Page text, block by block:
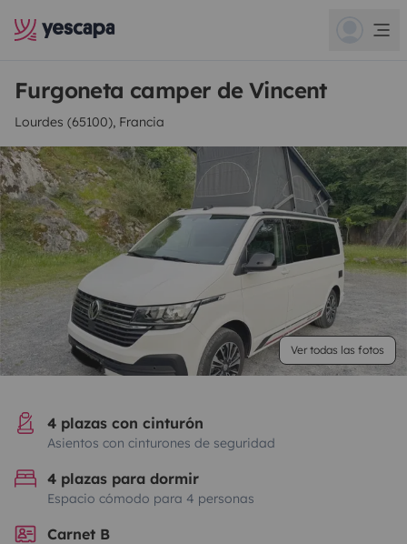
Furgoneta camper de Vincent
Lourdes (65100), Francia
Ver todas las fotos
4 plazas con cinturón
Asientos con cinturones de seguridad
4 plazas para dormir
Espacio cómodo para 4 personas
Carnet B